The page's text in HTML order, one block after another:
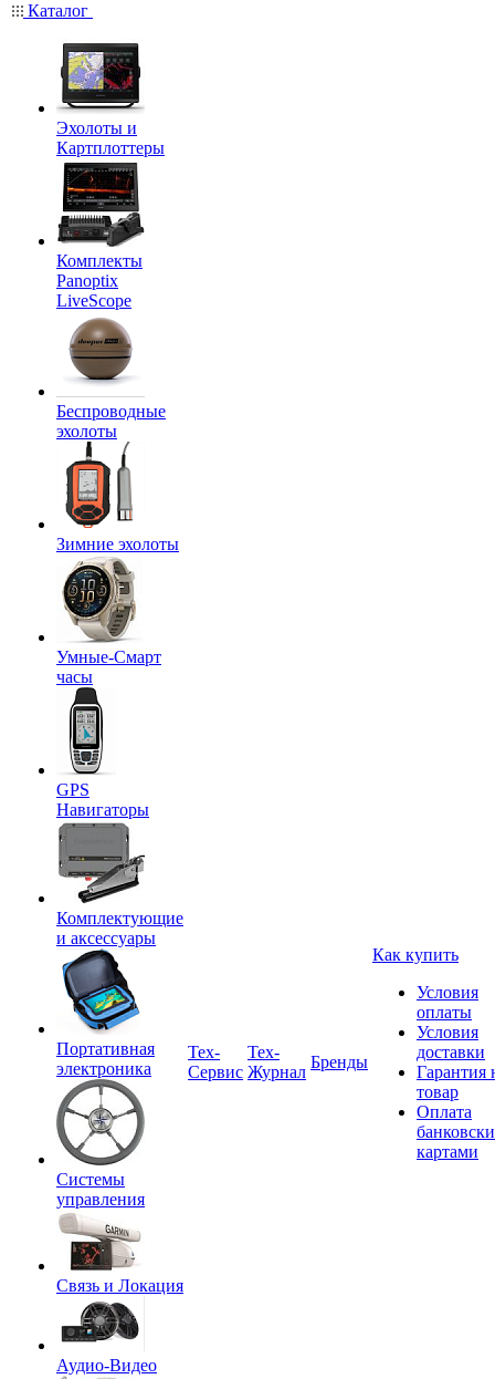
Каталог
Эхолоты и
Картплоттеры
Комплекты
Panoptix
LiveScope
Беспроводные
эхолоты
Зимние эхолоты
Умные-Смарт
часы
GPS
Навигаторы
Комплектующие
и аксессуары
Портативная
электроника
Системы
управления
Связь и Локация
Аудио-Видео
Tex-
Сервис
Тех-
Журнал
Бренды
Как купить
Условия
оплаты
Условия
доставки
Гарантия
товар
Оплата
картами